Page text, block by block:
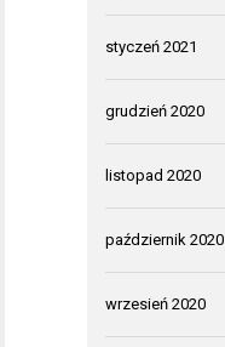
styczeń 2021
grudzień 2020
listopad 2020
październik 2020
wrzesień 2020